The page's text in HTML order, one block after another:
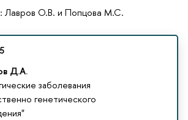
Лавров О.В. и Попцова М.С.
Д.А.
заболевания
генетического